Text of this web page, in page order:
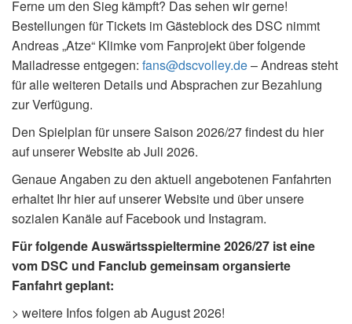
Ferne um den Sieg kämpft? Das sehen wir gerne!
Bestellungen für Tickets im Gästeblock des DSC nimmt
Andreas „Atze“ Klimke vom Fanprojekt über folgende
Mailadresse entgegen: fans@dscvolley.de– Andreas steht
für alle weiteren Details und Absprachen zur Bezahlung
zur Verfügung.
Den Spielplan für unsere Saison 2026/27 findest du hier
auf unserer Website ab Juli 2026.
Genaue Angaben zu den aktuell angebotenen Fanfahrten
erhaltet Ihr hier auf unserer Website und über unsere
sozialen Kanäle auf Facebook und Instagram.
Für folgende Auswärtsspieltermine 2026/27 ist eine
vom DSC und Fanclub gemeinsam organsierte
Fanfahrt geplant:
> weitere Infos folgen ab August 2026!